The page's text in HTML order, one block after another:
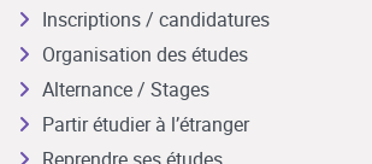
Inscriptions / candidatures
Organisation des études
Alternance / Stages
Partir étudier à l’étranger